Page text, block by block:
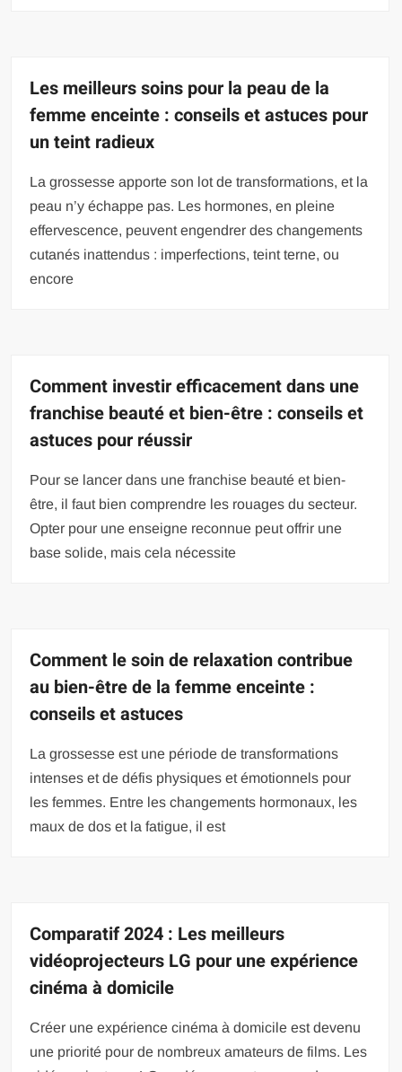
Les meilleurs soins pour la peau de la
femme enceinte : conseils et astuces pour
un teint radieux
La grossesse apporte son lot de transformations, et la
peau n’y échappe pas. Les hormones, en pleine
effervescence, peuvent engendrer des changements
cutanés inattendus : imperfections, teint terne, ou
encore
Comment investir efficacement dans une
franchise beauté et bien-être : conseils et
astuces pour réussir
Pour se lancer dans une franchise beauté et bien-
être, il faut bien comprendre les rouages du secteur.
Opter pour une enseigne reconnue peut offrir une
base solide, mais cela nécessite
Comment le soin de relaxation contribue
au bien-être de la femme enceinte :
conseils et astuces
La grossesse est une période de transformations
intenses et de défis physiques et émotionnels pour
les femmes. Entre les changements hormonaux, les
maux de dos et la fatigue, il est
Comparatif 2024 : Les meilleurs
vidéoprojecteurs LG pour une expérience
cinéma à domicile
Créer une expérience cinéma à domicile est devenu
une priorité pour de nombreux amateurs de films. Les